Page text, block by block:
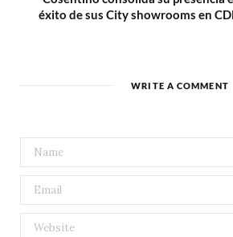
éxito de sus City showrooms en
WRITE A COMMENT